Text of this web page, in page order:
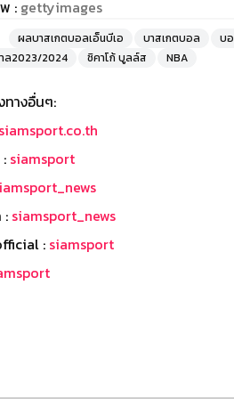
: gettyimages
ผลบาสเกตบอลเอ็นบีเอ บาสเกตบอล บ
ล2023/2024
ชิคาโก้ บูลล์ส NBA
างอื่นๆ:
siamsport.co.th
siamsport
: siamsport_news
: siamsport